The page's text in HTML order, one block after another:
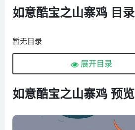
如意酷宝之山寨鸡 目录
暂无目录
展开目录
如意酷宝之山寨鸡 预览